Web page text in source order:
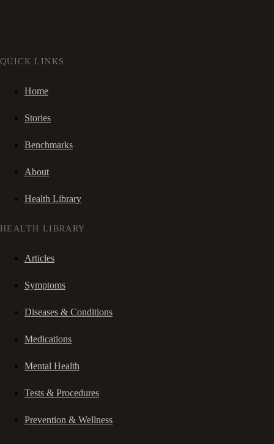
QUICK LINKS
Home
Stories
Benchmarks
About
Health Library
HEALTH LIBRARY
Articles
Symptoms
Diseases & Conditions
Medications
Mental Health
Tests & Procedures
Prevention & Wellness